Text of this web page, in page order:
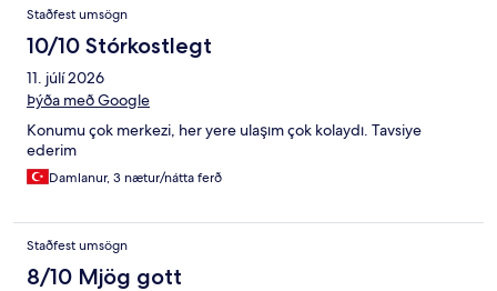
Staðfest umsögn
10/10 Stórkostlegt
11. júlí 2026
Þýða með Google
Konumu çok merkezi, her yere ulaşım çok kolaydı. Tavsiye
ederim
Damlanur, 3 nætur/nátta ferð
Staðfest umsögn
8/10 Mjög gott